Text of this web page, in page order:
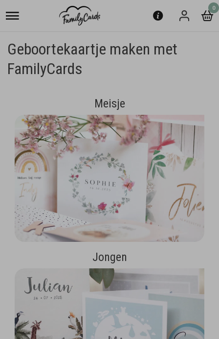
0
Geboortekaartje maken met
FamilyCards
Meisje
Jongen